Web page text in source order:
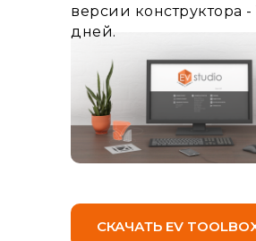
СКАЧАТЬ EV
версии конструктора -
дней.